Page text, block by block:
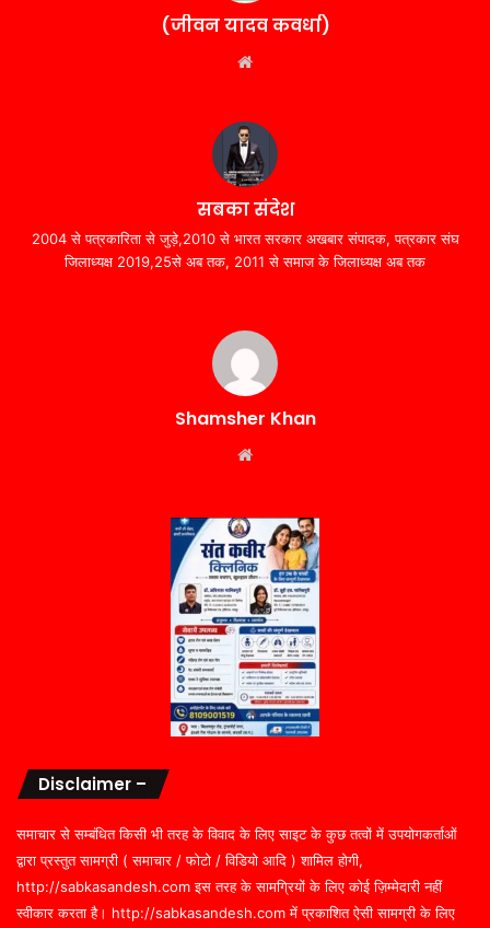
(जीवन यादव कवर्धा)
सबका संदेश
2004 से पत्रकारिता से जुड़े,2010 से भारत सरकार अखबार संपादक, पत्रकार संघ
जिलाध्यक्ष 2019,25से अब तक, 2011 से समाज के जिलाध्यक्ष अब तक
Shamsher Khan
Disclaimer –
समाचार से सम्बंधित किसी भी तरह के विवाद के लिए साइट के कुछ तत्वों में उपयोगकर्ताओं
द्वारा प्रस्तुत सामग्री ( समाचार / फोटो / विडियो आदि ) शामिल होगी,
http://sabkasandesh.com इस तरह के सामग्रियों के लिए कोई ज़िम्मेदारी नहीं
स्वीकार करता है। http://sabkasandesh.com में प्रकाशित ऐसी सामग्री के लिए